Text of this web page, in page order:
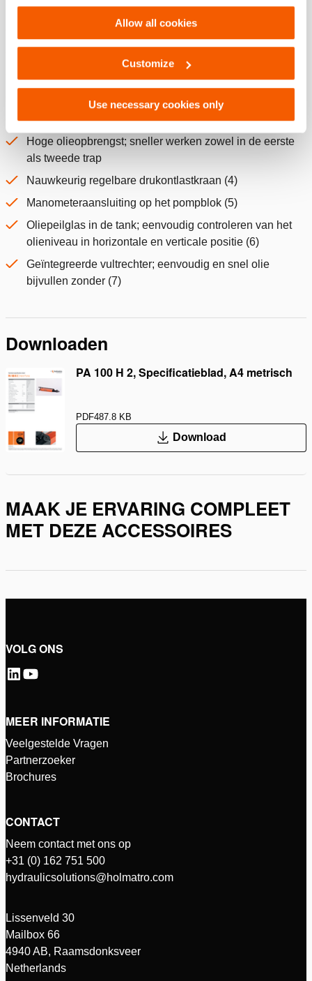
Settings. See ourcookiestatement.
Allow all cookies
Customize
Use necessary cookies only
Kenmerken en voordelen
Ergonomisch design (1,2)
Service- en onderhoudsvriendelijk
Hoge olieopbrengst; sneller werken zowel in de eerste
als tweede trap
Nauwkeurig regelbare drukontlastkraan (4)
Manometeraansluiting op het pompblok (5)
Oliepeilglas in de tank; eenvoudig controleren van het
olieniveau in horizontale en verticale positie (6)
Geïntegreerde vultrechter; eenvoudig en snel olie
bijvullen zonder (7)
Downloaden
PA 100 H 2, Specificatieblad, A4 metrisch
PDF487.8 KB
Download
MAAK JE ERVARING COMPLEET
MET DEZE ACCESSOIRES
VOLG ONS
MEER INFORMATIE
Veelgestelde Vragen
Partnerzoeker
Brochures
CONTACT
Neem contact met ons op
+31 (0) 162 751 500
hydraulicsolutions@holmatro.com
Lissenveld 30
Mailbox 66
4940 AB, Raamsdonksveer
Netherlands